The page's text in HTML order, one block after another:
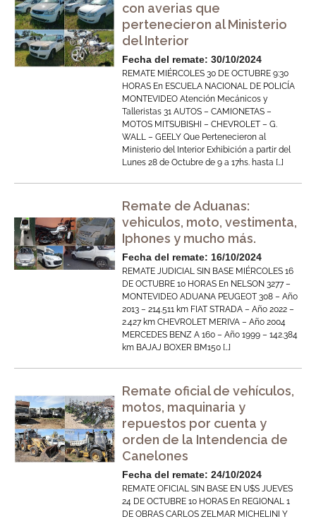
con averias que
pertenecieron al Ministerio
del Interior
Fecha del remate: 30/10/2024
REMATE MIÉRCOLES 30 DE OCTUBRE 9:30
HORAS En ESCUELA NACIONAL DE POLICÍA
MONTEVIDEO Atención Mecánicos y
Talleristas 31 AUTOS – CAMIONETAS –
MOTOS MITSUBISHI – CHEVROLET – G.
WALL – GEELY Que Pertenecieron al
Ministerio del Interior Exhibición a partir del
Lunes 28 de Octubre de 9 a 17hs. hasta […]
Remate de Aduanas:
vehiculos, moto, vestimenta,
Iphones y mucho más.
Fecha del remate: 16/10/2024
REMATE JUDICIAL SIN BASE MIÉRCOLES 16
DE OCTUBRE 10 HORAS En NELSON 3277 –
MONTEVIDEO ADUANA PEUGEOT 308 – Año
2013 – 214.511 km FIAT STRADA – Año 2022 –
2.427 km CHEVROLET MERIVA – Año 2004
MERCEDES BENZ A 160 – Año 1999 – 142.384
km BAJAJ BOXER BM150 […]
Remate oficial de vehículos,
motos, maquinaria y
repuestos por cuenta y
orden de la Intendencia de
Canelones
Fecha del remate: 24/10/2024
REMATE OFICIAL SIN BASE EN U$S JUEVES
24 DE OCTUBRE 10 HORAS En REGIONAL 1
DE OBRAS CARLOS ZELMAR MICHELINI Y